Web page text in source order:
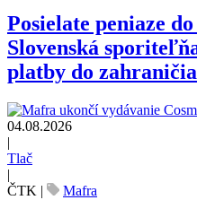
Posielate peniaze
Slovenská
platby do zahraničia
04.08.2026
|
Tlač
|
ČTK | Mafra